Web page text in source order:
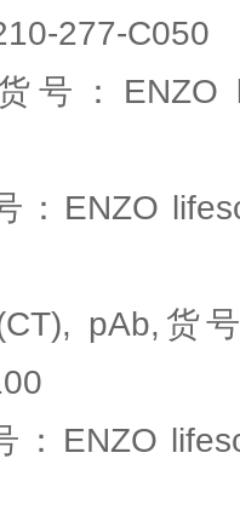
277-C050
号：ENZO
：ENZO
pAb,货
：ENZO